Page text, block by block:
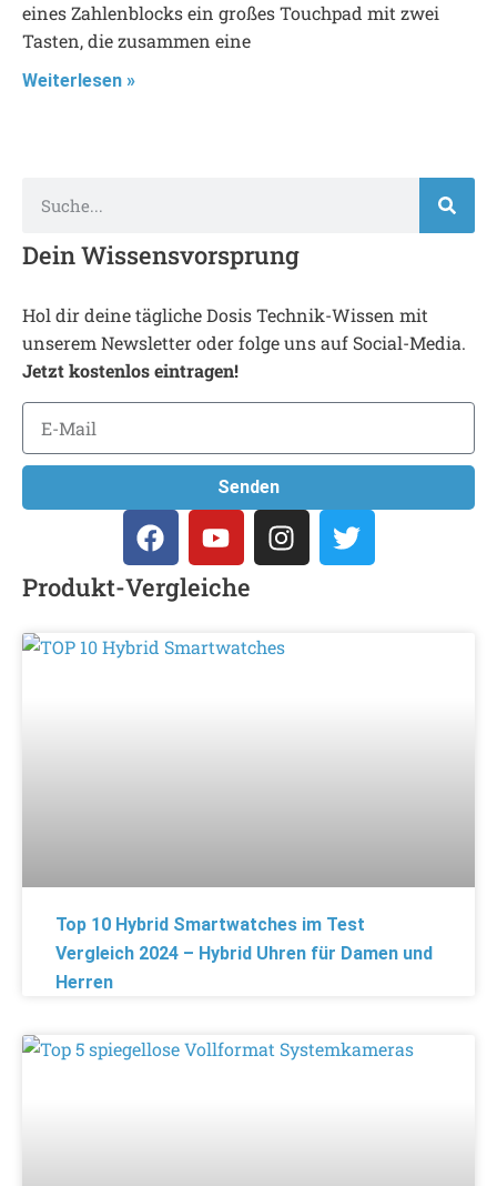
eines Zahlenblocks ein großes Touchpad mit zwei
Tasten, die zusammen eine
Weiterlesen »
Dein Wissensvorsprung
Hol dir deine tägliche Dosis Technik-Wissen mit
unserem Newsletter oder folge uns auf Social-Media.
Jetzt kostenlos eintragen!
Senden
Produkt-Vergleiche
Top 10 Hybrid Smartwatches im Test
Vergleich 2024 – Hybrid Uhren für Damen und
Herren